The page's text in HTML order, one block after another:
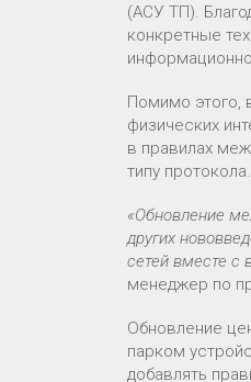
(АСУ ТП).
конкретные
Помимо этого,
физических
в правилах
типу
«Обновление
других
сетей вместе с
менеджер по
Обновление
парком
добавлять